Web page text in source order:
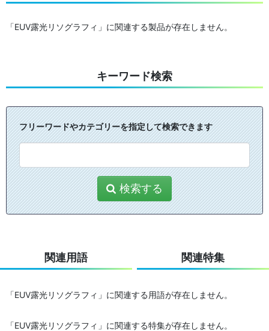
「EUV露光リソグラフィ」に関連する製品が存在しません。
キーワード検索
フリーワードやカテゴリーを指定して検索できます
検索する
関連用語 関連特集
「EUV露光リソグラフィ」に関連する用語が存在しません。
「EUV露光リソグラフィ」に関連する特集が存在しません。